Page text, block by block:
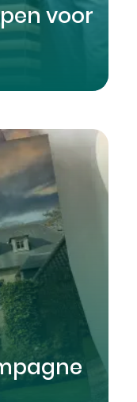
voor